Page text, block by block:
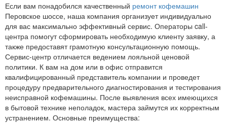
Если вам понадобился качественный ремонт кофемашин
Перовское шоссе, наша компания организует индивидуально
для вас максимально эффективный сервис. Операторы call-
центра помогут сформировать необходимую клиенту заявку, а
также предоставят грамотную консультационную помощь.
Сервис-центр отличается ведением лояльной ценовой
политики. К вам на дом или в офис отправится
квалифицированный представитель компании и проведет
процедуру предварительного диагностирования и тестирования
неисправной кофемашины. После выявления всех имеющихся
в бытовой технике неполадок, мастера займутся их корректным
устранением. Основные преимущества: